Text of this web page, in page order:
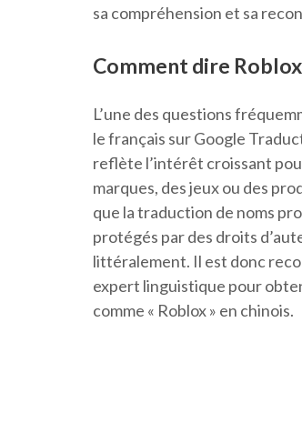
sa compréhension et sa
Comment dire
L’une des questions
le français sur Google
reflète l’intérêt croissant
marques, des jeux ou des
que la traduction de noms
protégés par des droits
littéralement. Il est donc
expert linguistique pour
comme « Roblox » en chinois.